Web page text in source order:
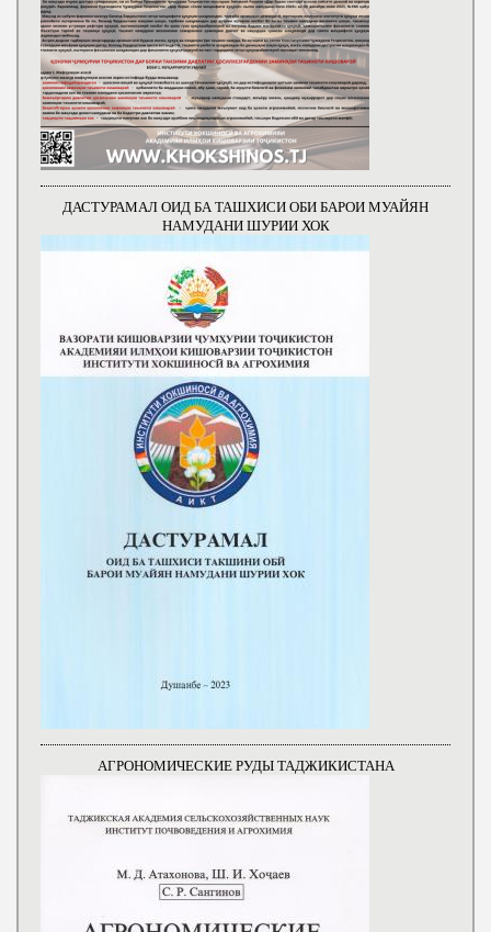
ДАСТУРАМАЛ ОИД БА ТАШХИСИ ОБИ БАРОИ МУАЙЯН
НАМУДАНИ ШУРИИ ХОК
АГРОНОМИЧЕСКИЕ РУДЫ ТАДЖИКИСТАНА